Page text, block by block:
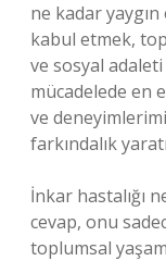
ne kadar
kabul etmek,
ve sosyal
mücadelede en
ve
farkındalık
İnkar hastalığı
cevap, onu
toplumsal